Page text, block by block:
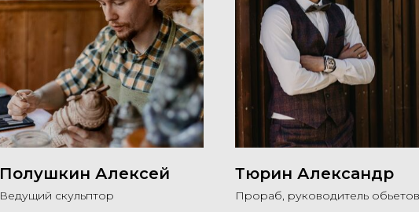
Полушкин Алексей
Ведущий скульптор
Тюрин Александр
Прораб, руководитель обьетов